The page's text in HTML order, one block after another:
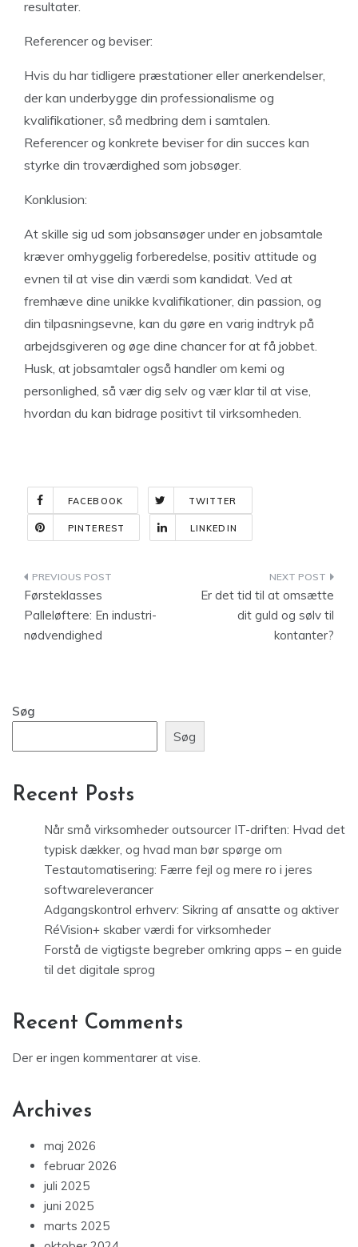
resultater.
Referencer og beviser:
Hvis du har tidligere præstationer eller anerkendelser,
der kan underbygge din professionalisme og
kvalifikationer, så medbring dem i samtalen.
Referencer og konkrete beviser for din succes kan
styrke din troværdighed som jobsøger.
Konklusion:
At skille sig ud som jobsansøger under en jobsamtale
kræver omhyggelig forberedelse, positiv attitude og
evnen til at vise din værdi som kandidat. Ved at
fremhæve dine unikke kvalifikationer, din passion, og
din tilpasningsevne, kan du gøre en varig indtryk på
arbejdsgiveren og øge dine chancer for at få jobbet.
Husk, at jobsamtaler også handler om kemi og
personlighed, så vær dig selv og vær klar til at vise,
hvordan du kan bidrage positivt til virksomheden.
FACEBOOK TWITTER
PINTEREST LINKEDIN
Indlægsnavigation
Førsteklasses
Palleløftere: En industri-
nødvendighed
Er det tid til at omsætte
dit guld og sølv til
kontanter?
Søg
Søg
Recent Posts
Når små virksomheder outsourcer IT-driften: Hvad det
typisk dækker, og hvad man bør spørge om
Testautomatisering: Færre fejl og mere ro i jeres
softwareleverancer
Adgangskontrol erhverv: Sikring af ansatte og aktiver
RéVision+ skaber værdi for virksomheder
Forstå de vigtigste begreber omkring apps – en guide
til det digitale sprog
Recent Comments
Der er ingen kommentarer at vise.
Archives
maj 2026
februar 2026
juli 2025
juni 2025
marts 2025